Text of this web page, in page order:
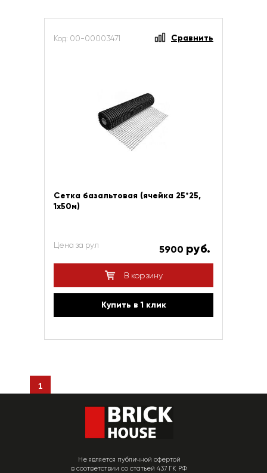
Код: 00-00003471 Сравнить
Сетка базальтовая (ячейка 25*25,
1х50м)
Цена за рул 5900 руб.
В корзину
Купить в 1 клик
1
Не является публичной офертой
в соответствии со статьей 437 ГК РФ